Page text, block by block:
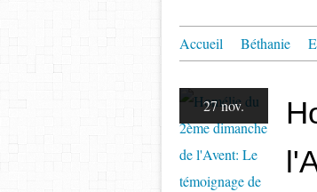
Accueil Béthanie
27 nov.